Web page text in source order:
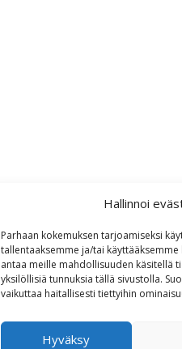
Hallinnoi
Parhaan kokemuksen tarjoamiseksi
tallentaaksemme ja/tai
antaa meille mahdollisuuden käsitellä
yksilöllisiä tunnuksia tällä sivustolla.
vaikuttaa haitallisesti tiettyihin
Hyväksy